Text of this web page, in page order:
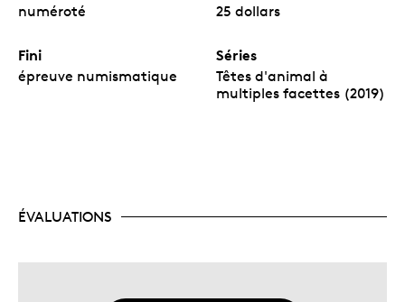
numéroté 25 dollars
Fini
épreuve numismatique
Séries
Têtes d'animal à
multiples facettes (2019)
ÉVALUATIONS